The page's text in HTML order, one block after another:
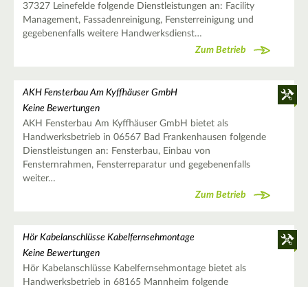
37327 Leinefelde folgende Dienstleistungen an: Facility
Management, Fassadenreinigung, Fensterreinigung und
gegebenenfalls weitere Handwerksdienst…
Zum Betrieb
AKH Fensterbau Am Kyffhäuser GmbH
Keine Bewertungen
AKH Fensterbau Am Kyffhäuser GmbH bietet als
Handwerksbetrieb in 06567 Bad Frankenhausen folgende
Dienstleistungen an: Fensterbau, Einbau von
Fensternrahmen, Fensterreparatur und gegebenenfalls
weiter…
Zum Betrieb
Hör Kabelanschlüsse Kabelfernsehmontage
Keine Bewertungen
Hör Kabelanschlüsse Kabelfernsehmontage bietet als
Handwerksbetrieb in 68165 Mannheim folgende